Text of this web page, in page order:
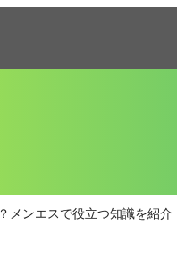
メンエスで役立つ知識を紹介